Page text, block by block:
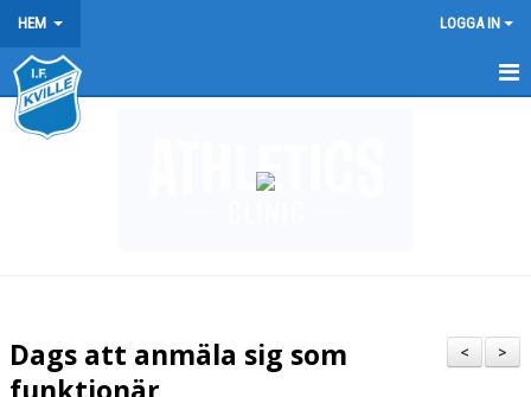
HEM LOGGA IN
HEM
ARRANGEMANG
>
<
Dags att anmäla sig som